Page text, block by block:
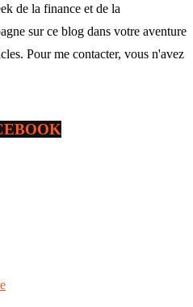
de la finance et de la
sur ce blog dans votre aventure
Pour me contacter, vous n'avez